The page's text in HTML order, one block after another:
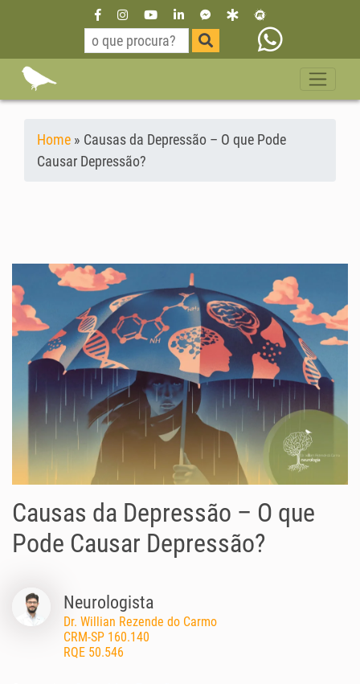
Home » Causas da Depressão – O que Pode
Causar Depressão?
Causas da Depressão – O que
Pode Causar Depressão?
Neurologista
Dr. Willian Rezende do Carmo
CRM-SP 160.140
RQE 50.546